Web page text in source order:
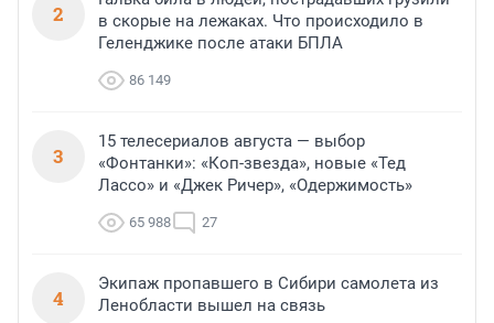
2
в скорые на лежаках. Что происходило в
Геленджике после атаки БПЛА
86 149
3
15 телесериалов августа — выбор
«Фонтанки»: «Коп-звезда», новые «Тед
Лассо» и «Джек Ричер», «Одержимость»
65 988 27
4
Экипаж пропавшего в Сибири самолета из
Ленобласти вышел на связь